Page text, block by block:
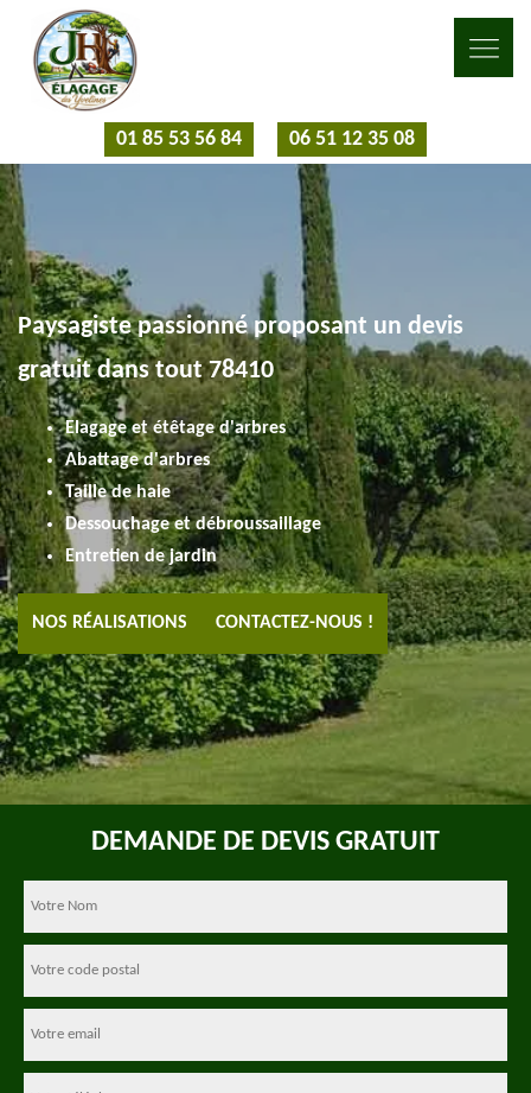
01 85 53 56 84 06 51 12 35 08
Paysagiste passionné proposant un devis
gratuit dans tout 78410
Elagage et étêtage d'arbres
Abattage d'arbres
Taille de haie
Dessouchage et débroussaillage
Entretien de jardin
NOS RÉALISATIONS CONTACTEZ-NOUS !
DEMANDE DE DEVIS GRATUIT